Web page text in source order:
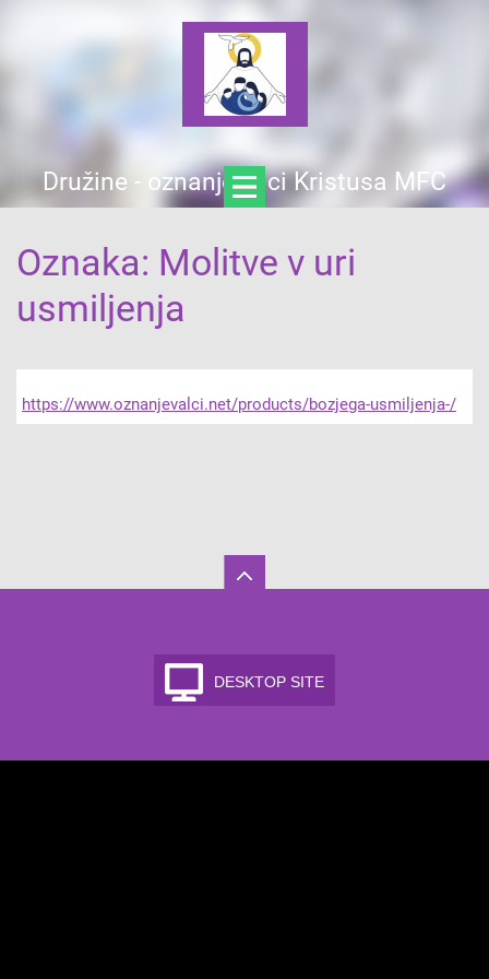
Družine - oznanjevalci Kristusa MFC
Oznaka: Molitve v uri
usmiljenja
https://www.oznanjevalci.net/products/bozjega-usmiljenja-/
DESKTOP SITE